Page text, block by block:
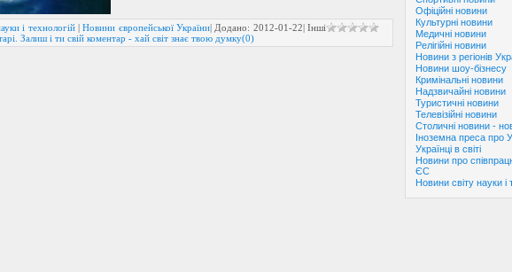
Офіційні новини
Культурні новини
Медичні новини
Релігійні новини
Новини з регіонів
Новини шоу-бізнесу
Кримінальні новини
Надзвичайні новини
Туристичні новини
Телевізійні новини
Столичні новини -
Іноземна преса про
Українці в світі
Новини про
ЄС
Новини світу науки і
і технологій|Новини європейської України| Додано: 2012-01-22| Інші
Залиш і ти свій коментар - хай світ знає твою думку(0)